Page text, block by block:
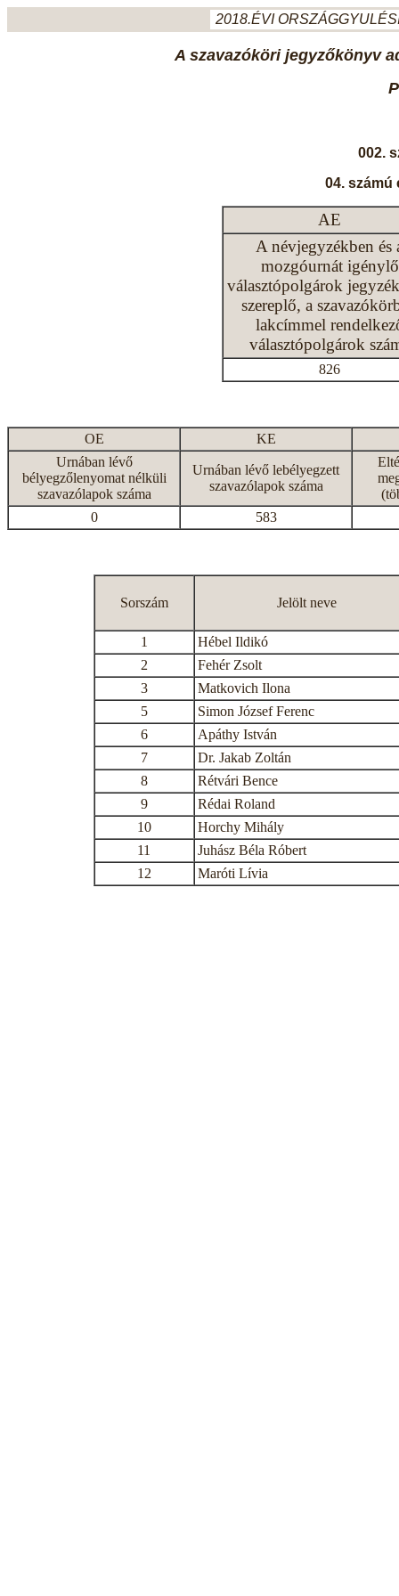
2018.ÉVI
A szavazóköri jegyzőkönyv
002.
04. számú
AE
A névjegyzékben és
mozgóurnát igénylő
választópolgárok
szereplő, a
lakcímmel
választópolgárok
826
OE
KE
Urnában lévő
bélyegzőlenyomat nélküli
szavazólapok száma
Urnában lévő lebélyegzett
szavazólapok száma
0
583
Sorszám Jelölt neve
1
Hébel Ildikó
2
Fehér Zsolt
3
Matkovich Ilona
5
Simon József Ferenc
6
Apáthy István
7
Dr. Jakab Zoltán
8
Rétvári Bence
9
Rédai Roland
10
Horchy Mihály
11
Juhász Béla Róbert
12
Maróti Lívia